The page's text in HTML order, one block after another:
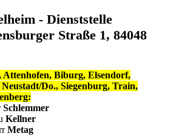
- Dienststelle
Straße 1, 84048
Attenhofen, Biburg, Elsendorf,
Do., Siegenburg, Train,
Schlemmer
Kellner
Metag